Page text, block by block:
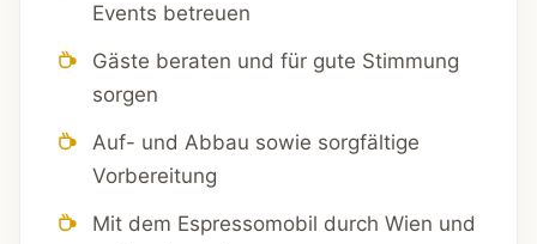
Events betreuen
Gäste beraten und für gute Stimmung
sorgen
Auf- und Abbau sowie sorgfältige
Vorbereitung
Mit dem Espressomobil durch Wien und